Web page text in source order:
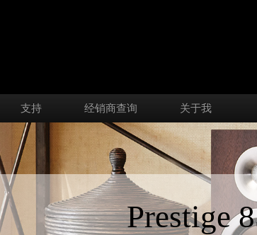
支持 经销商查询 关于我
Prestige